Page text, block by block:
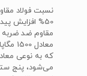
50% افزایش
مقاوم ضد
می‌شود، پنج